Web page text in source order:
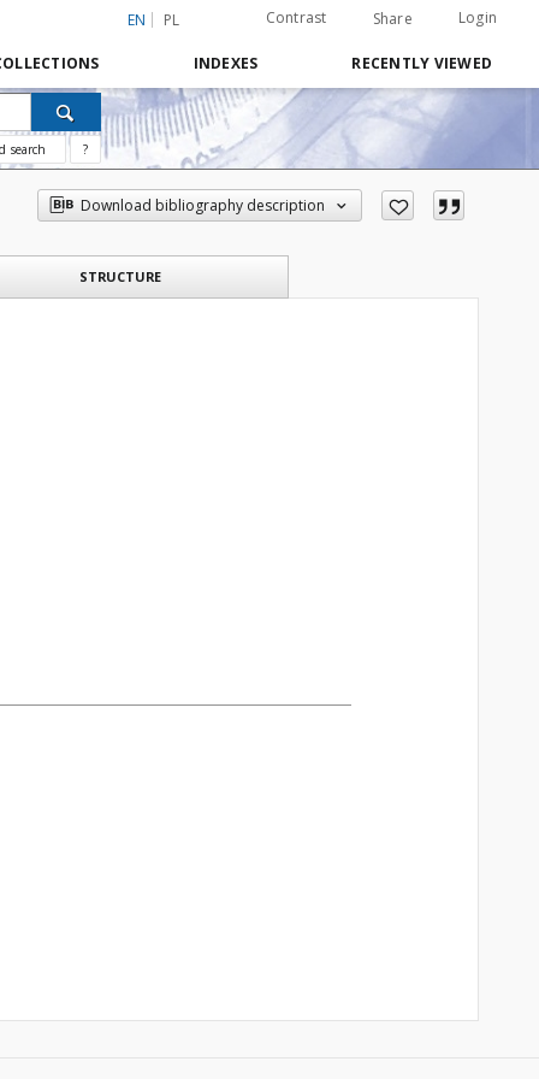
EN PL Contrast Share Login
INDEXES RECENTLY VIEWED
search ?
Download bibliography description
STRUCTURE